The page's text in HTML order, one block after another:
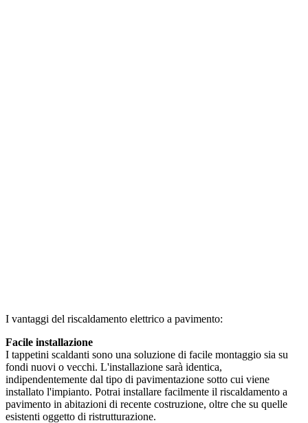
I vantaggi del riscaldamento elettrico a pavimento:
Facile installazione
I tappetini scaldanti sono una soluzione di facile montaggio sia su
fondi nuovi o vecchi. L'installazione sarà identica,
indipendentemente dal tipo di pavimentazione sotto cui viene
installato l'impianto. Potrai installare facilmente il riscaldamento a
pavimento in abitazioni di recente costruzione, oltre che su quelle
esistenti oggetto di ristrutturazione.